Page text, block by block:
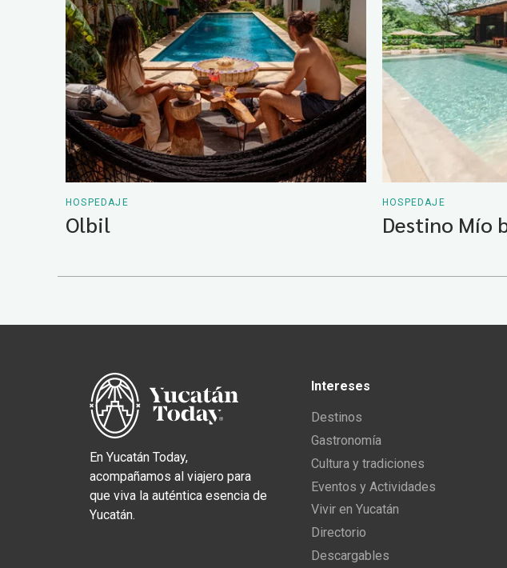
HOSPEDAJE
Olbil
HOSPEDAJE
Destino Mío
En Yucatán Today,
acompañamos al viajero para
que viva la auténtica esencia de
Yucatán.
Intereses
Destinos
Gastronomía
Cultura y tradiciones
Eventos y Actividades
Vivir en Yucatán
Directorio
Descargables